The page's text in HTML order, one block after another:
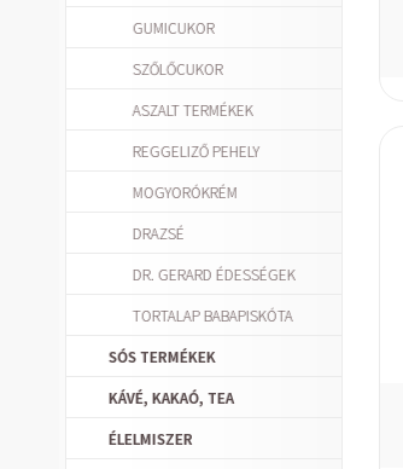
GUMICUKOR
SZŐLŐCUKOR
ASZALT TERMÉKEK
REGGELIZŐ PEHELY
MOGYORÓKRÉM
DRAZSÉ
DR. GERARD ÉDESSÉGEK
TORTALAP BABAPISKÓTA
SÓS TERMÉKEK
KÁVÉ, KAKAÓ, TEA
ÉLELMISZER